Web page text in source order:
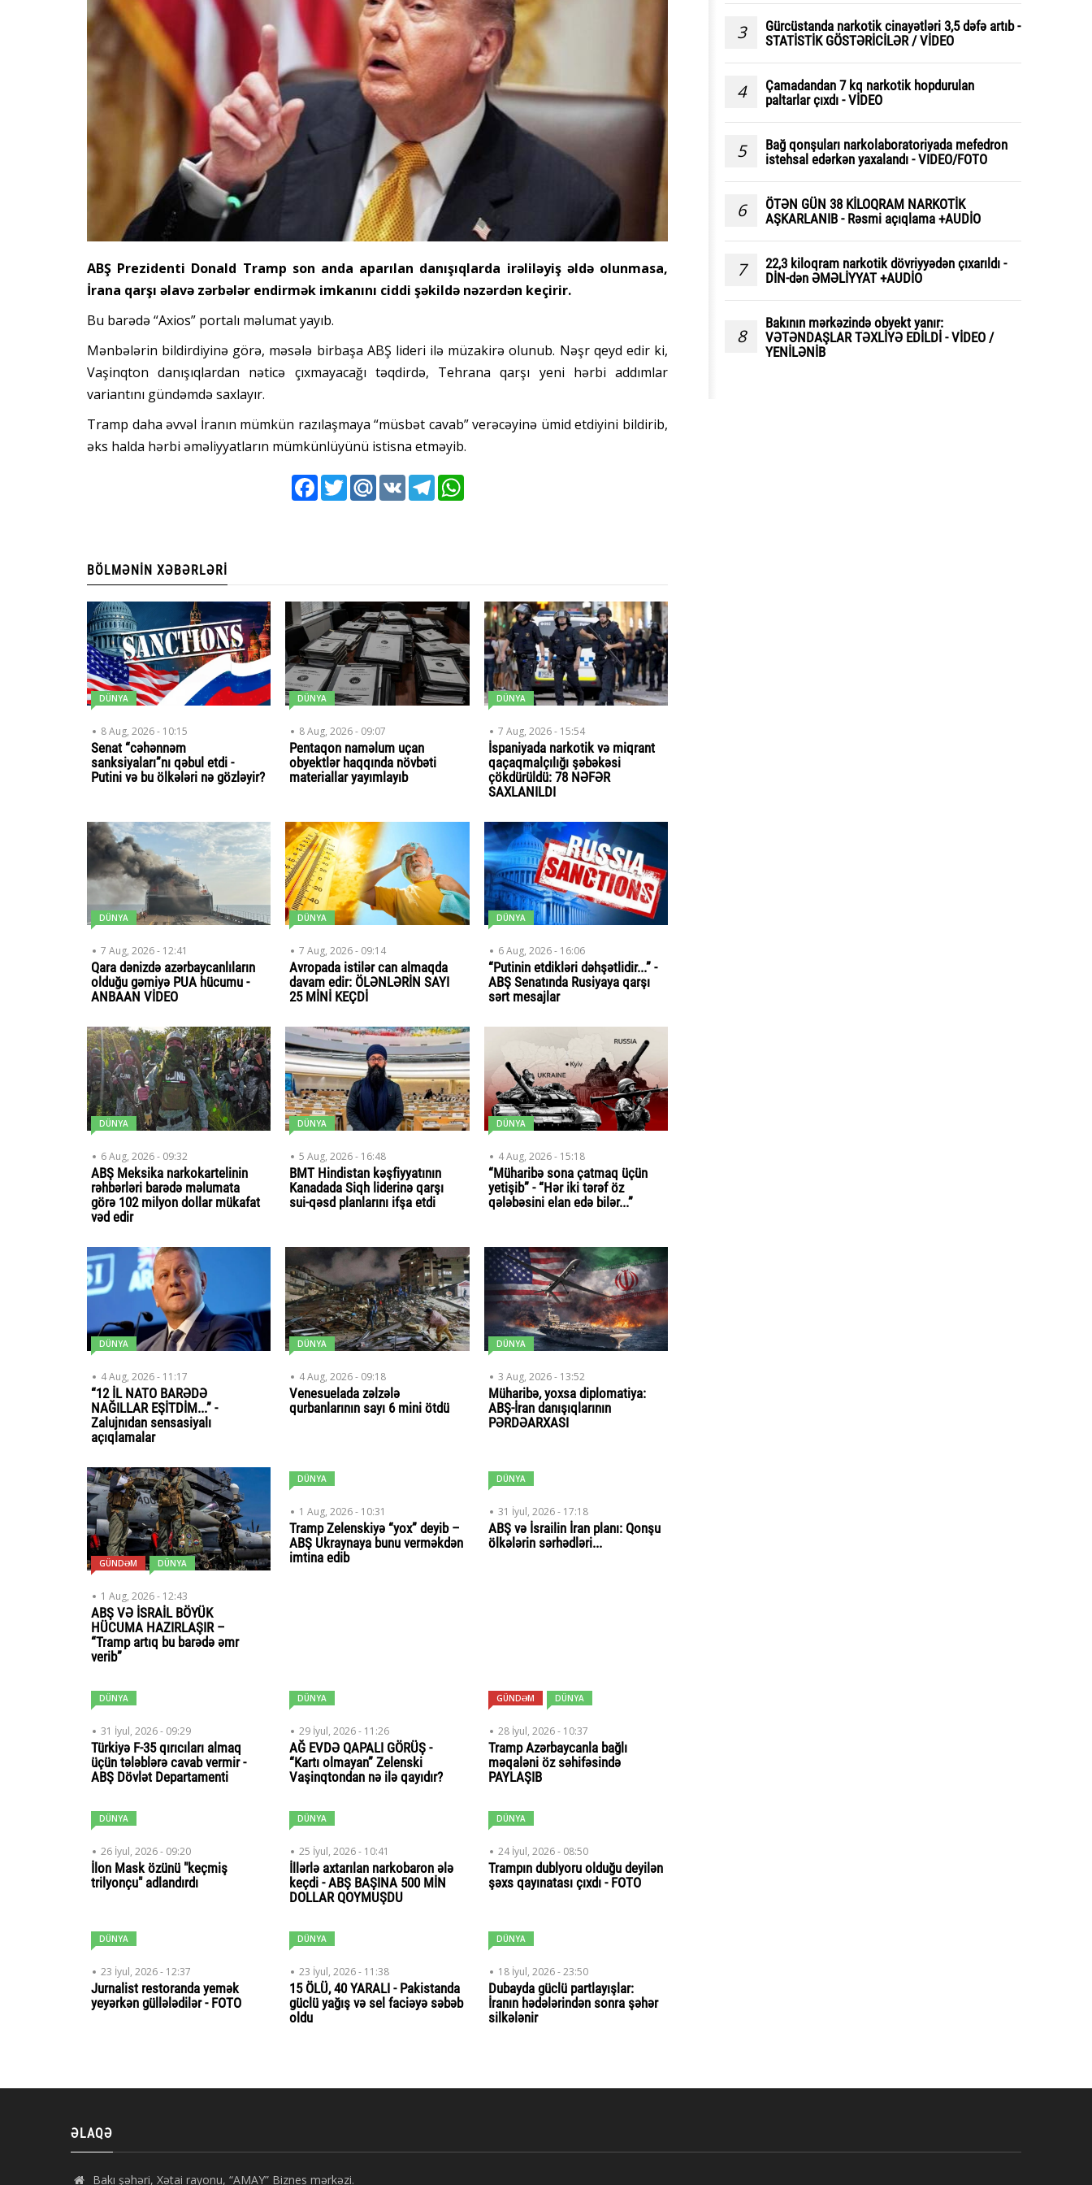
ABŞ Prezidenti Donald Tramp son anda aparılan danışıqlarda irəliləyiş əldə olunmasa,
İrana qarşı əlavə zərbələr endirmək imkanını ciddi şəkildə nəzərdən keçirir.
Bu barədə “Axios” portalı məlumat yayıb.
Mənbələrin bildirdiyinə görə, məsələ birbaşa ABŞ lideri ilə müzakirə olunub. Nəşr qeyd edir ki,
Vaşinqton danışıqlardan nəticə çıxmayacağı təqdirdə, Tehrana qarşı yeni hərbi addımlar
variantını gündəmdə saxlayır.
Tramp daha əvvəl İranın mümkün razılaşmaya “müsbət cavab” verəcəyinə ümid etdiyini bildirib,
əks halda hərbi əməliyyatların mümkünlüyünü istisna etməyib.
FacebookTwitterMail.RuVK Telegram
BÖLMƏNIN XƏBƏRLƏRI
DÜNYA
8 Aug, 2026 - 10:15
Senat “cəhənnəm
sanksiyaları”nı qəbul etdi -
Putini və bu ölkələri nə gözləyir?
DÜNYA
8 Aug, 2026 - 09:07
Pentaqon naməlum uçan
obyektlər haqqında növbəti
materiallar yayımlayıb
DÜNYA
7 Aug, 2026 - 15:54
İspaniyada narkotik və miqrant
qaçaqmalçılığı şəbəkəsi
çökdürüldü: 78 NƏFƏR
SAXLANILDI
DÜNYA
7 Aug, 2026 - 12:41
Qara dənizdə azərbaycanlıların
olduğu gəmiyə PUA hücumu -
ANBAAN VİDEO
DÜNYA
7 Aug, 2026 - 09:14
Avropada istilər can almaqda
davam edir: ÖLƏNLƏRİN SAYI
25 MİNİ KEÇDİ
DÜNYA
6 Aug, 2026 - 16:06
“Putinin etdikləri dəhşətlidir...” -
ABŞ Senatında Rusiyaya qarşı
sərt mesajlar
DÜNYA
6 Aug, 2026 - 09:32
ABŞ Meksika narkokartelinin
rəhbərləri barədə məlumata
görə 102 milyon dollar mükafat
vəd edir
DÜNYA
5 Aug, 2026 - 16:48
BMT Hindistan kəşfiyyatının
Kanadada Siqh liderinə qarşı
sui-qəsd planlarını ifşa etdi
DÜNYA
4 Aug, 2026 - 15:18
“Müharibə sona çatmaq üçün
yetişib” - “Hər iki tərəf öz
qələbəsini elan edə bilər...”
DÜNYA
4 Aug, 2026 - 11:17
“12 İL NATO BARƏDƏ
NAĞILLAR EŞİTDİM...” -
Zalujnıdan sensasiyalı
açıqlamalar
DÜNYA
4 Aug, 2026 - 09:18
Venesuelada zəlzələ
qurbanlarının sayı 6 mini ötdü
DÜNYA
3 Aug, 2026 - 13:52
Müharibə, yoxsa diplomatiya:
ABŞ-İran danışıqlarının
PƏRDƏARXASI
GÜNDƏM DÜNYA
1 Aug, 2026 - 12:43
ABŞ VƏ İSRAİL BÖYÜK
HÜCUMA HAZIRLAŞIR –
“Tramp artıq bu barədə əmr
verib”
DÜNYA
1 Aug, 2026 - 10:31
Tramp Zelenskiyə “yox” deyib –
ABŞ Ukraynaya bunu verməkdən
imtina edib
DÜNYA
31 İyul, 2026 - 17:18
ABŞ və İsrailin İran planı: Qonşu
ölkələrin sərhədləri...
DÜNYA
31 İyul, 2026 - 09:29
Türkiyə F-35 qırıcıları almaq
üçün tələblərə cavab vermir -
ABŞ Dövlət Departamenti
DÜNYA
29 İyul, 2026 - 11:26
AĞ EVDƏ QAPALI GÖRÜŞ -
“Kartı olmayan” Zelenski
Vaşinqtondan nə ilə qayıdır?
GÜNDƏM DÜNYA
28 İyul, 2026 - 10:37
Tramp Azərbaycanla bağlı
məqaləni öz səhifəsində
PAYLAŞIB
DÜNYA
26 İyul, 2026 - 09:20
İlon Mask özünü "keçmiş
trilyonçu" adlandırdı
DÜNYA
25 İyul, 2026 - 10:41
İllərlə axtarılan narkobaron ələ
keçdi - ABŞ BAŞINA 500 MİN
DOLLAR QOYMUŞDU
DÜNYA
24 İyul, 2026 - 08:50
Trampın dublyoru olduğu deyilən
şəxs qayınatası çıxdı - FOTO
DÜNYA
23 İyul, 2026 - 12:37
Jurnalist restoranda yemək
yeyərkən güllələdilər - FOTO
DÜNYA
23 İyul, 2026 - 11:38
15 ÖLÜ, 40 YARALI - Pakistanda
güclü yağış və sel faciəyə səbəb
oldu
DÜNYA
18 İyul, 2026 - 23:50
Dubayda güclü partlayışlar:
İranın hədələrindən sonra şəhər
silkələnir
3
Gürcüstanda narkotik cinayətləri 3,5 dəfə artıb -
STATİSTİK GÖSTƏRİCİLƏR / VİDEO
4
Çamadandan 7 kq narkotik hopdurulan
paltarlar çıxdı - VİDEO
5
Bağ qonşuları narkolaboratoriyada mefedron
istehsal edərkən yaxalandı - VIDEO/FOTO
6
ÖTƏN GÜN 38 KİLOQRAM NARKOTİK
AŞKARLANIB - Rəsmi açıqlama +AUDİO
7
22,3 kiloqram narkotik dövriyyədən çıxarıldı -
DİN-dən ƏMƏLİYYAT +AUDİO
8
Bakının mərkəzində obyekt yanır:
VƏTƏNDAŞLAR TƏXLİYƏ EDİLDİ - VİDEO /
YENİLƏNİB
ƏLAQƏ
Bakı şəhəri, Xətai rayonu, “AMAY” Biznes mərkəzi.